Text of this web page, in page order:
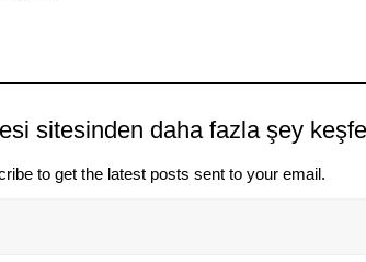
sitesinden daha fazla şey
to get the latest posts sent to your email.